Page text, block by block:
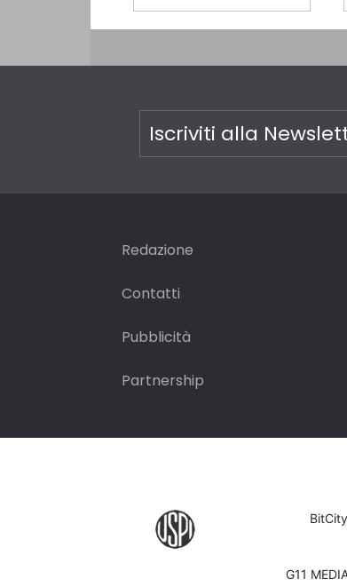
Iscriviti alla
Redazione
Contatti
Pubblicità
Partnership
G11